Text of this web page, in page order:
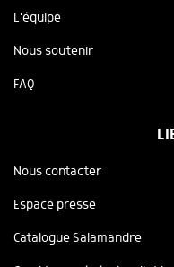
L'équipe
Nous soutenir
FAQ
Nous contacter
Espace presse
Catalogue Salamandre